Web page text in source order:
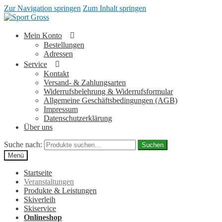
Zur Navigation springen Zum Inhalt springen
Mein Konto
Bestellungen
Adressen
Service
Kontakt
Versand- & Zahlungsarten
Widerrufsbelehrung & Widerrufsformular
Allgemeine Geschäftsbedingungen (AGB)
Impressum
Datenschutzerklärung
Über uns
Suche nach:
Suchen
Menü
Startseite
Veranstaltungen
Produkte & Leistungen
Skiverleih
Skiservice
Onlineshop